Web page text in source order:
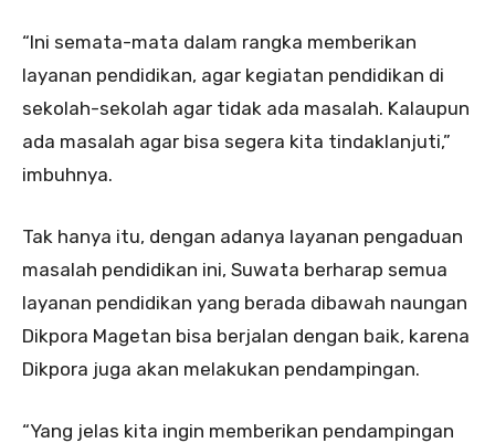
“Ini semata-mata dalam rangka memberikan
layanan pendidikan, agar kegiatan pendidikan di
sekolah-sekolah agar tidak ada masalah. Kalaupun
ada masalah agar bisa segera kita tindaklanjuti,”
imbuhnya.
Tak hanya itu, dengan adanya layanan pengaduan
masalah pendidikan ini, Suwata berharap semua
layanan pendidikan yang berada dibawah naungan
Dikpora Magetan bisa berjalan dengan baik, karena
Dikpora juga akan melakukan pendampingan.
“Yang jelas kita ingin memberikan pendampingan